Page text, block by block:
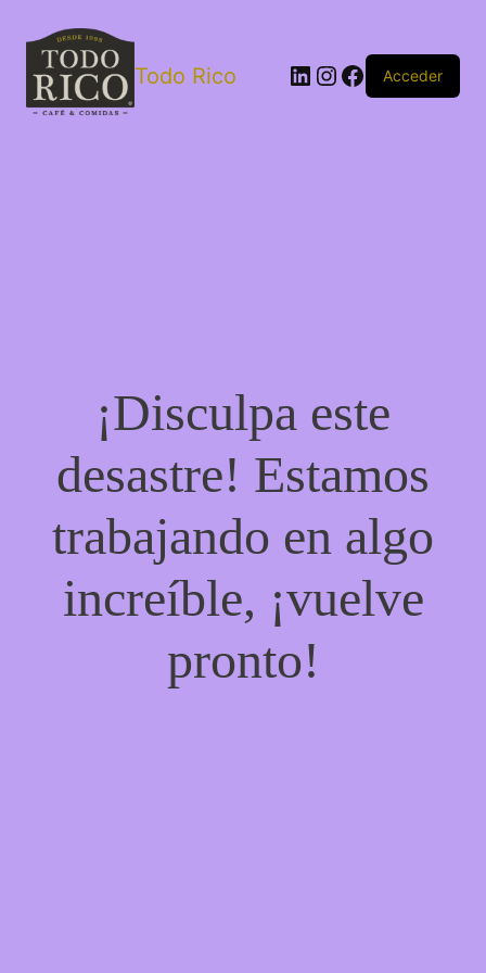
Todo Rico Acceder
¡Disculpa este
desastre! Estamos
trabajando en algo
increíble, ¡vuelve
pronto!